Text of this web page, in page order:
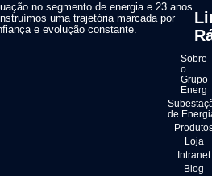
no segmento de energia e 23 anos
uma trajetória marcada por
e evolução constante.
Sobre
o
Grupo
Energ
de
Loja
Intranet
Blog